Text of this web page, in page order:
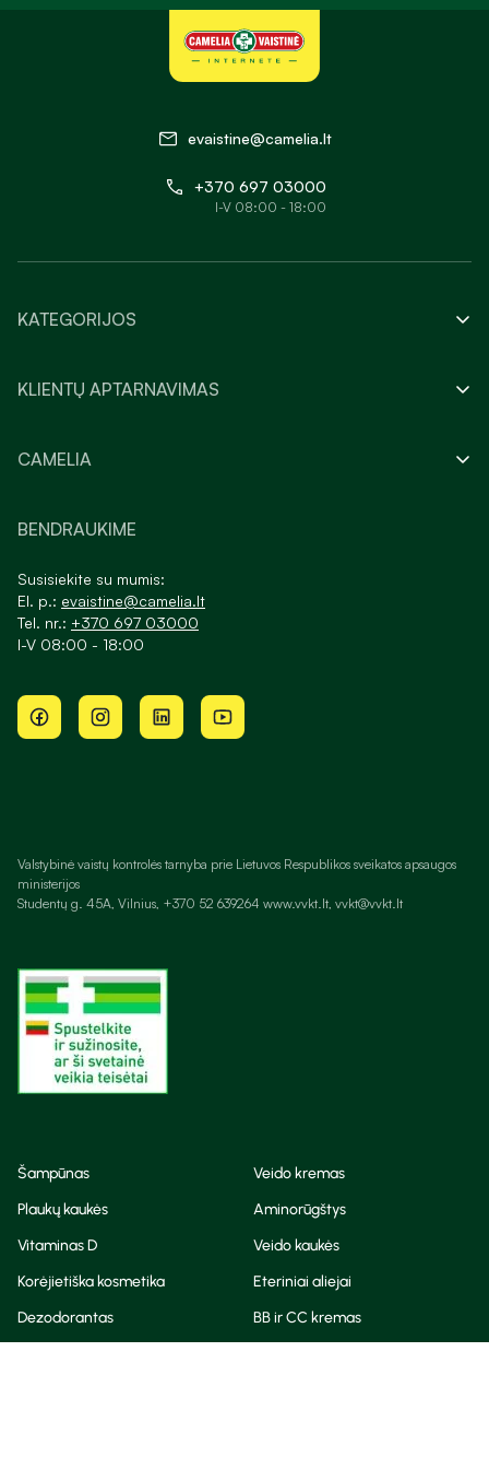
evaistine@camelia.lt
+370 697 03000
I-V 08:00 - 18:00
KATEGORIJOS
KLIENTŲ APTARNAVIMAS
CAMELIA
BENDRAUKIME
Susisiekite su mumis:
El. p.: evaistine@camelia.lt
Tel. nr.: +370 697 03000
I-V 08:00 - 18:00
Valstybinė vaistų kontrolės tarnyba prie Lietuvos Respublikos sveikatos apsaugos
ministerijos
Studentų g. 45A, Vilnius, +370 52 639264 www.vvkt.lt, vvkt@vvkt.lt
Šampūnas
Veido kremas
Plaukų kaukės
Aminorūgštys
Vitaminas D
Veido kaukės
Korėjietiška kosmetika
Eteriniai aliejai
Dezodorantas
BB ir CC kremas